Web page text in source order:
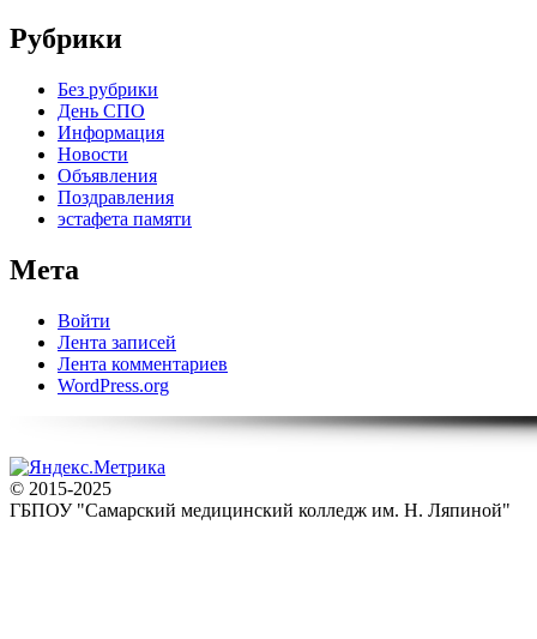
Рубрики
Без рубрики
День СПО
Информация
Новости
Объявления
Поздравления
эстафета памяти
Мета
Войти
Лента записей
Лента комментариев
WordPress.org
© 2015-2025
ГБПОУ "Самарский медицинский колледж им. Н. Ляпиной"